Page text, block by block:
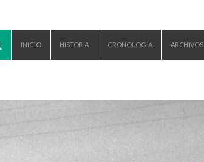
INICIO HISTORIA CRONOLOGÍA ARCHIVOS